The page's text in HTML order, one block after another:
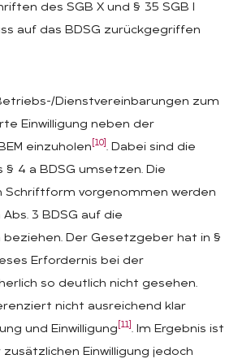
des SGB X und § 35 SGB I
auf das BDSG zurückgegriffen
Dienstvereinbarungen zum
Einwilligung neben der
einzuholen [10] . Dabei sind die
4 a BDSG umsetzen. Die
Schriftform vorgenommen werden
3 BDSG auf die
Der Gesetzgeber hat in §
Erfordernis bei der
so deutlich nicht gesehen.
nicht ausreichend klar
und Einwilligung [11] . Im Ergebnis ist
Einwilligung jedoch